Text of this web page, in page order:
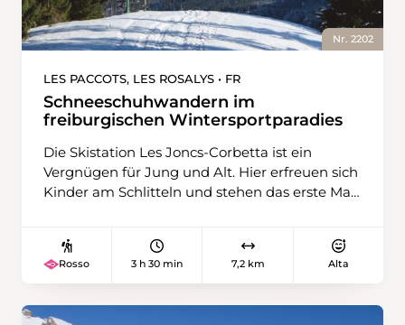
Nr. 2202
LES PACCOTS, LES ROSALYS • FR
Schneeschuhwandern im
freiburgischen Wintersportparadies
Die Skistation Les Joncs-Corbetta ist ein
Vergnügen für Jung und Alt. Hier erfreuen sich
Kinder am Schlitteln und stehen das erste Mal
wo die Erwachsenen auf Schneeschuhen von
Süden her aufsteigen. Der Schneeschuhtrail
der Busendstation Les Rosalys steigt er zum
Rosso 3 h 30 min 7,2 km Alta